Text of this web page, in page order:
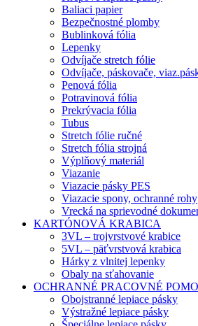
Baliaci papier
Bezpečnostné plomby
Bublinková fólia
Lepenky
Odvíjače stretch fólie
Odvíjače, páskovače,
Penová fólia
Potravinová fólia
Prekrývacia fólia
Tubus
Stretch fólie ručné
Stretch fólia strojná
Výplňový materiál
Viazanie
Viazacie pásky PES
Viazacie spony, ochranné rohy
Vrecká na sprievodné
KARTÓNOVÁ KRABICA
3VL – trojvrstvové krabice
5VL – päťvrstvová krabica
Hárky z vlnitej lepenky
Obaly na sťahovanie
OCHRANNÉ PRACOVNÉ
Obojstranné lepiace pásky
Výstražné lepiace pásky